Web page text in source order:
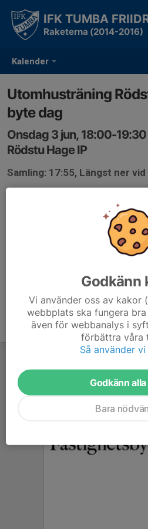
Kalender
IFK TUMBA
Raketerna (2014-2016)
Utomhusträning
byte dag
Onsdag 3 jun, 18:00-19:30
Rödstu Hage IP
Samling: 17:55, Längst ner
träningen till denna dag
Godkänn
Vi använder oss av kakor
webbplats ska fungera
även för webbanalys i
förbättra våra
Så använder
Godkänn
Bara